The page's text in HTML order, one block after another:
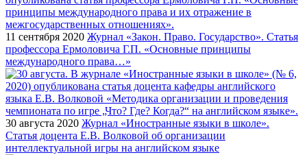
11 сентября 2020 Журнал «Закон. Право. Государство». Статья
профессора Ермоловича Г.П. «Основные принципы
международного права…»
30 августа 2020 Журнал «Иностранные языки в школе».
Статья доцента Е.В. Волковой об организации
интеллектуальной игры на английском языке